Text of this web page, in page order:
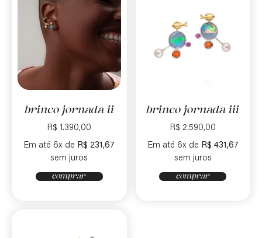
brinco jornada ii
R$ 1.390,00
Em até 6x de R$ 231,67
sem juros
comprar
brinco jornada iii
R$ 2.590,00
Em até 6x de R$ 431,67
sem juros
comprar